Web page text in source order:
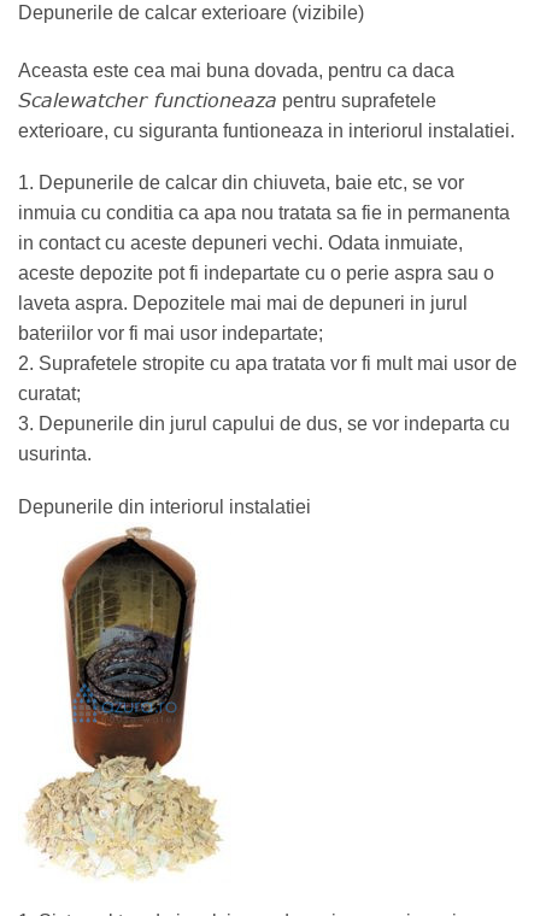
Depunerile de calcar exterioare (vizibile)
Aceasta este cea mai buna dovada, pentru ca daca
Scalewatcher functioneaza pentru suprafetele
exterioare, cu siguranta funtioneaza in interiorul instalatiei.
1. Depunerile de calcar din chiuveta, baie etc, se vor
inmuia cu conditia ca apa nou tratata sa fie in permanenta
in contact cu aceste depuneri vechi. Odata inmuiate,
aceste depozite pot fi indepartate cu o perie aspra sau o
laveta aspra. Depozitele mai mai de depuneri in jurul
bateriilor vor fi mai usor indepartate;
2. Suprafetele stropite cu apa tratata vor fi mult mai usor de
curatat;
3. Depunerile din jurul capului de dus, se vor indeparta cu
usurinta.
Depunerile din interiorul instalatiei